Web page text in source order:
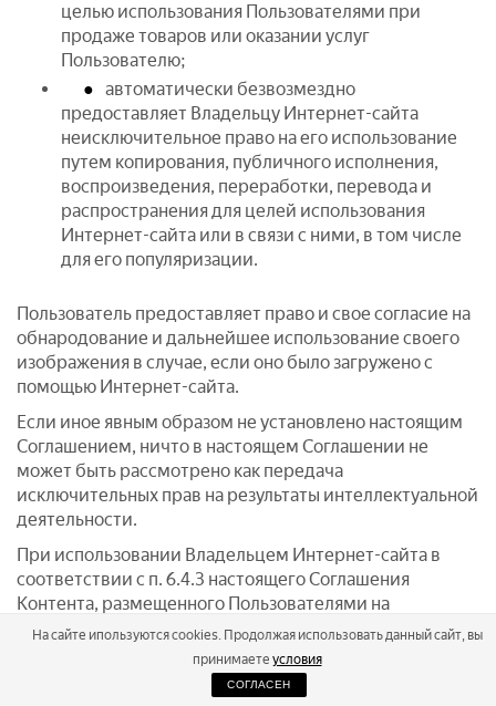
целью использования Пользователями при
продаже товаров или оказании услуг
Пользователю;
автоматически безвозмездно
предоставляет Владельцу Интернет-сайта
неисключительное право на его использование
путем копирования, публичного исполнения,
воспроизведения, переработки, перевода и
распространения для целей использования
Интернет-сайта или в связи с ними, в том числе
для его популяризации.
Пользователь предоставляет право и свое согласие на
обнародование и дальнейшее использование своего
изображения в случае, если оно было загружено с
помощью Интернет-сайта.
Если иное явным образом не установлено настоящим
Соглашением, ничто в настоящем Соглашении не
может быть рассмотрено как передача
исключительных прав на результаты интеллектуальной
деятельности.
При использовании Владельцем Интернет-сайта в
соответствии с п. 6.4.3 настоящего Соглашения
Контента, размещенного Пользователями на
Интернет-сайте, у Владельца Интернет-сайта не
возникает каких-либо обязательств перед
Пользователем или третьими лицами по их
уведомлению и выплате вознаграждения. Кроме того,
На сайте ипользуются cookies. Продолжая использовать данный сайт, вы
принимаете условия
СОГЛАСЕН